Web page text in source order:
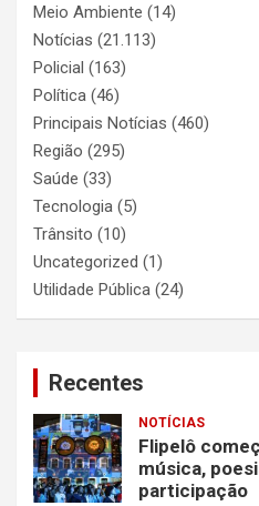
Meio Ambiente (14)
Notícias (21.113)
Policial (163)
Política (46)
Principais Notícias (460)
Região (295)
Saúde (33)
Tecnologia (5)
Trânsito (10)
Uncategorized (1)
Utilidade Pública (24)
Recentes
NOTÍCIAS
Flipelô
música,
participação